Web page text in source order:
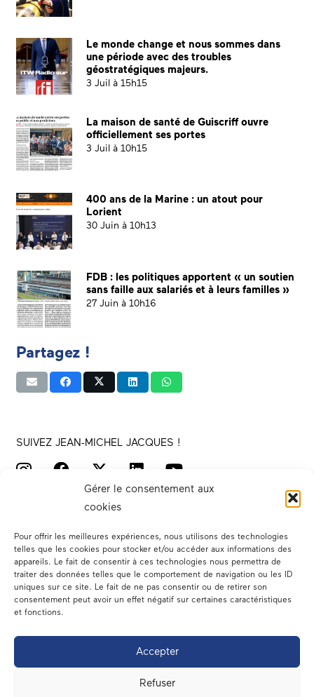
Gérer le consentement aux
cookies
Pour offrir les meilleures expériences, nous utilisons des technologies
telles que les cookies pour stocker et/ou accéder aux informations des
appareils. Le fait de consentir à ces technologies nous permettra de
traiter des données telles que le comportement de navigation ou les ID
uniques sur ce site. Le fait de ne pas consentir ou de retirer son
consentement peut avoir un effet négatif sur certaines caractéristiques
et fonctions.
Accepter
Refuser
Le monde change et nous sommes dans
une période avec des troubles
géostratégiques majeurs.
3 Juil à 15h15
La maison de santé de Guiscriff ouvre
officiellement ses portes
3 Juil à 10h15
400 ans de la Marine : un atout pour
Lorient
30 Juin à 10h13
FDB : les politiques apportent « un soutien
sans faille aux salariés et à leurs familles »
27 Juin à 10h16
Partagez !
SUIVEZ JEAN-MICHEL JACQUES !
Votre député
Dans les médias
En circonscription